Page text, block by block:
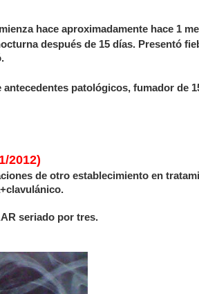
hace aproximadamente hace 1
después de 15 días. Presentó
antecedentes patológicos, fumador de
2012)
de otro establecimiento en
seriado por tres.